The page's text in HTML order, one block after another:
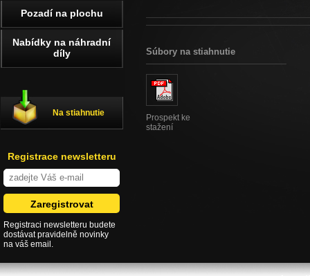
Súbory na stiahnutie
Prospekt ke
stažení
Pozadí na plochu
Nabídky na náhradní
díly
Na stiahnutie
Registrace newsletteru
Registraci newsletteru budete
dostávat pravidelně novinky
na váš email.